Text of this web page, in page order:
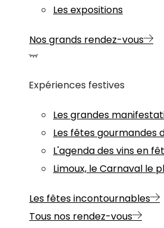
Les expositions
Nos grands rendez-vous
Expériences festives
Les grandes
Les fêtes gourmandes
L'agenda des vins en
Limoux, le Carnaval le
Les fêtes incontournables
Tous nos rendez-vous